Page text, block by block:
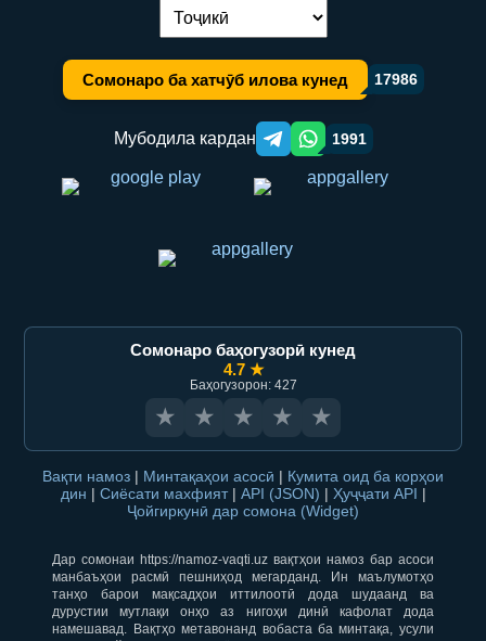
Иваз кардани забон:
Сомонаро ба хатчӯб илова кунед 17986
Мубодила кардан Telegram orqali ulashish
WhatsApp orqali ulashish
1991
Сомонаро баҳогузорӣ кунед
4.7 ★
Баҳогузорон: 427
★ ★ ★ ★ ★
Вақти намоз | Минтақаҳои асосӣ | Кумита оид ба корҳои
дин | Сиёсати махфият | API (JSON) | Ҳуҷҷати API |
Ҷойгиркунӣ дар сомона (Widget)
Дар сомонаи https://namoz-vaqti.uz вақтҳои намоз бар асоси
манбаъҳои расмӣ пешниҳод мегарданд. Ин маълумотҳо
танҳо барои мақсадҳои иттилоотӣ дода шудаанд ва
дурустии мутлақи онҳо аз нигоҳи динӣ кафолат дода
намешавад. Вақтҳо метавонанд вобаста ба минтақа, усули